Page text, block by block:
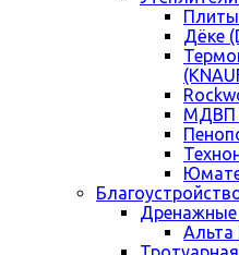
Дёке
МДВП